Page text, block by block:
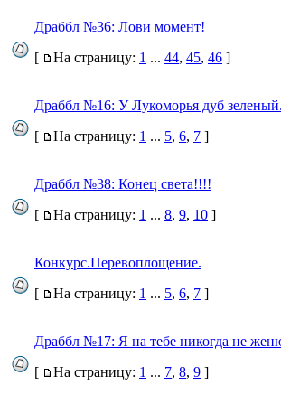
Драббл №36: Лови момент!
[
На страницу: 1 ... 44, 45, 46 ]
Драббл №16: У Лукоморья дуб
[
На страницу: 1 ... 5, 6, 7 ]
Драббл №38: Конец света!!!!
[
На страницу: 1 ... 8, 9, 10 ]
Конкурс.Перевоплощение.
[
На страницу: 1 ... 5, 6, 7 ]
Драббл №17: Я на тебе никогда не
[
На страницу: 1 ... 7, 8, 9 ]